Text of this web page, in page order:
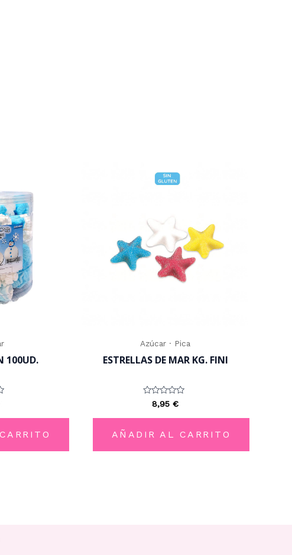
100UD.
Azúcar · Pica
ESTRELLAS DE MAR KG. FINI
Valorado
con
0
5
8,95 €
AÑADIR AL CARRITO